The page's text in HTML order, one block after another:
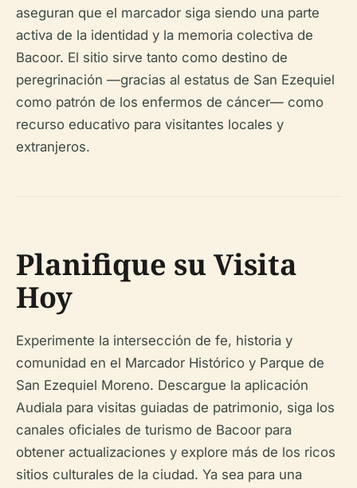
aseguran que el marcador siga siendo una parte
activa de la identidad y la memoria colectiva de
Bacoor. El sitio sirve tanto como destino de
peregrinación —gracias al estatus de San Ezequiel
como patrón de los enfermos de cáncer— como
recurso educativo para visitantes locales y
extranjeros.
Planifique su Visita
Hoy
Experimente la intersección de fe, historia y
comunidad en el Marcador Histórico y Parque de
San Ezequiel Moreno. Descargue la aplicación
Audiala para visitas guiadas de patrimonio, siga los
canales oficiales de turismo de Bacoor para
obtener actualizaciones y explore más de los ricos
sitios culturales de la ciudad. Ya sea para una